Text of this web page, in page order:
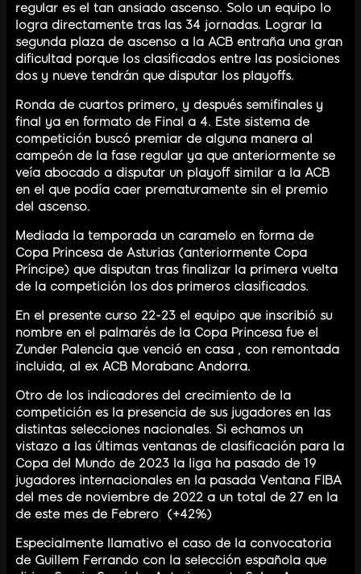
regular es el tan ansiado ascenso. Solo un equipo lo
logra directamente tras las 34 jornadas. Lograr la
segunda plaza de ascenso a la ACB entraña una gran
dificultad porque los clasificados entre las posiciones
dos y nueve tendrán que disputar los playoffs.
Ronda de cuartos primero, y después semifinales y
final ya en formato de Final a 4. Este sistema de
competición buscó premiar de alguna manera al
campeón de la fase regular ya que anteriormente se
veía abocado a disputar un playoff similar a la ACB
en el que podía caer prematuramente sin el premio
del ascenso.
Mediada la temporada un caramelo en forma de
Copa Princesa de Asturias (anteriormente Copa
Príncipe) que disputan tras finalizar la primera vuelta
de la competición los dos primeros clasificados.
En el presente curso 22-23 el equipo que inscribió su
nombre en el palmarés de la Copa Princesa fue el
Zunder Palencia que venció en casa , con remontada
incluida, al ex ACB Morabanc Andorra.
Otro de los indicadores del crecimiento de la
competición es la presencia de sus jugadores en las
distintas selecciones nacionales. Si echamos un
vistazo a las últimas ventanas de clasificación para la
Copa del Mundo de 2023 la liga ha pasado de 19
jugadores internacionales en la pasada Ventana FIBA
del mes de noviembre de 2022 a un total de 27 en la
de este mes de Febrero (+42%)
Especialmente llamativo el caso de la convocatoria
de Guillem Ferrando con la selección española que